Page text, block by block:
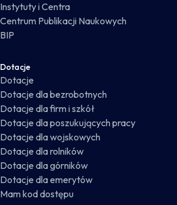
Instytuty i Centra
Centrum Publikacji Naukowych
BIP
Dotacje
Dotacje
Dotacje dla bezrobotnych
Dotacje dla firm i szkół
Dotacje dla poszukujących pracy
Dotacje dla wojskowych
Dotacje dla rolników
Dotacje dla górników
Dotacje dla emerytów
Mam kod dostępu